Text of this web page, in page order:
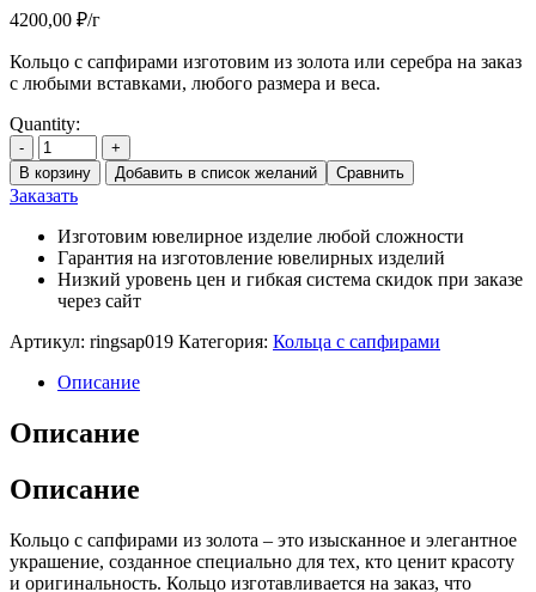
4200,00 ₽/г
Кольцо с сапфирами изготовим из золота или серебра на заказ
с любыми вставками, любого размера и веса.
Quantity:
-
+
В корзину
Добавить в список желаний Сравнить
Заказать
Изготовим ювелирное изделие любой сложности
Гарантия на изготовление ювелирных изделий
Низкий уровень цен и гибкая система скидок при заказе
через сайт
Артикул: ringsap019 Категория: Кольца с сапфирами
Описание
Описание
Описание
Кольцо с сапфирами из золота – это изысканное и элегантное
украшение, созданное специально для тех, кто ценит красоту
и оригинальность. Кольцо изготавливается на заказ, что